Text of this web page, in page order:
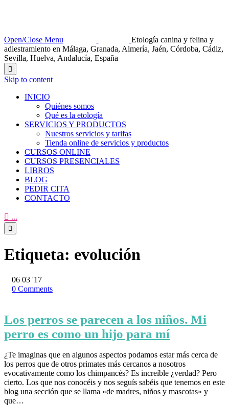
Open/Close Menu
Etología canina y felina y
adiestramiento en Málaga, Granada, Almería, Jaén, Córdoba, Cádiz,
Sevilla, Huelva, Andalucía, España

Skip to content
INICIO
Quiénes somos
Qué es la etología
SERVICIOS Y PRODUCTOS
Nuestros servicios y tarifas
Tienda online de servicios y productos
CURSOS ONLINE
CURSOS PRESENCIALES
LIBROS
BLOG
PEDIR CITA
CONTACTO
 ...

Etiqueta: evolución
06 03 '17
0 Comments
Los perros se parecen a los niños. Mi
perro es como un hijo para mí
¿Te imaginas que en algunos aspectos podamos estar más cerca de
los perros que de otros primates más cercanos a nosotros
evocativamente como los chimpancés? Es increíble ¿verdad? Pero
cierto. Los que nos conocéis y nos seguís sabéis que tenemos en este
blog una sección que se llama «de madres, niños y mascotas» y
que…